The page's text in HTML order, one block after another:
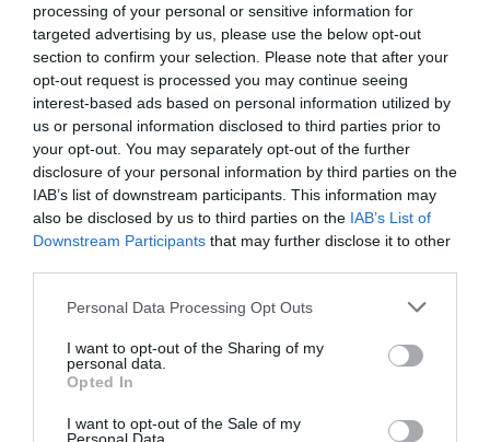
processing of your personal or sensitive information for
targeted advertising by us, please use the below opt-out
section to confirm your selection. Please note that after your
opt-out request is processed you may continue seeing
interest-based ads based on personal information utilized by
us or personal information disclosed to third parties prior to
your opt-out. You may separately opt-out of the further
disclosure of your personal information by third parties on the
IAB’s list of downstream participants. This information may
also be disclosed by us to third parties on the IAB’s List of
Downstream Participants that may further disclose it to other
Please note that this website/app uses one or more Google
not limited to your visit or usage behaviour. You may click to
grant or deny consent to Google and its third-party tags to
use your data for below specified purposes in below Google
consent section.
Personal Data Processing Opt Outs
I want to opt-out of the Sharing of my
personal data.
Opted In
I want to opt-out of the Sale of my